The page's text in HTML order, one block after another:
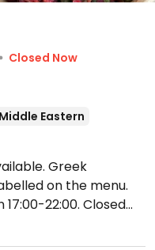
Closed Now
Middle Eastern
Greek
on the menu.
17:00-22:00.